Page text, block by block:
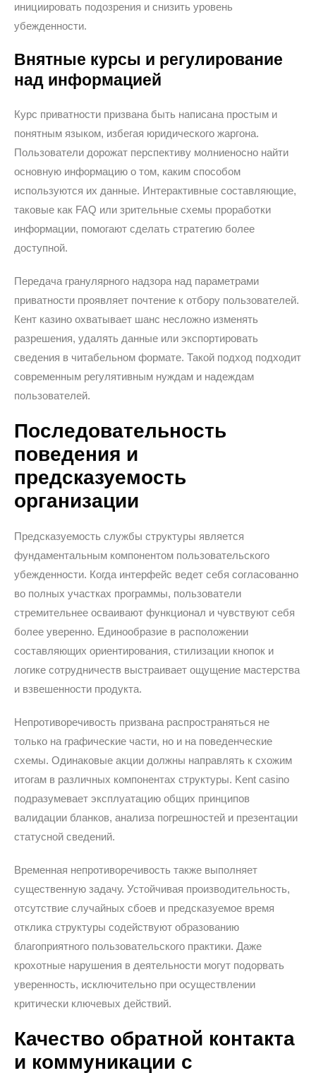
инициировать подозрения и снизить уровень
убежденности.
Внятные курсы и регулирование
над информацией
Курс приватности призвана быть написана простым и
понятным языком, избегая юридического жаргона.
Пользователи дорожат перспективу молниеносно найти
основную информацию о том, каким способом
используются их данные. Интерактивные составляющие,
таковые как FAQ или зрительные схемы проработки
информации, помогают сделать стратегию более
доступной.
Передача гранулярного надзора над параметрами
приватности проявляет почтение к отбору пользователей.
Кент казино охватывает шанс несложно изменять
разрешения, удалять данные или экспортировать
сведения в читабельном формате. Такой подход подходит
современным регулятивным нуждам и надеждам
пользователей.
Последовательность
поведения и
предсказуемость
организации
Предсказуемость службы структуры является
фундаментальным компонентом пользовательского
убежденности. Когда интерфейс ведет себя согласованно
во полных участках программы, пользователи
стремительнее осваивают функционал и чувствуют себя
более уверенно. Единообразие в расположении
составляющих ориентирования, стилизации кнопок и
логике сотрудничеств выстраивает ощущение мастерства
и взвешенности продукта.
Непротиворечивость призвана распространяться не
только на графические части, но и на поведенческие
схемы. Одинаковые акции должны направлять к схожим
итогам в различных компонентах структуры. Kent casino
подразумевает эксплуатацию общих принципов
валидации бланков, анализа погрешностей и презентации
статусной сведений.
Временная непротиворечивость также выполняет
существенную задачу. Устойчивая производительность,
отсутствие случайных сбоев и предсказуемое время
отклика структуры содействуют образованию
благоприятного пользовательского практики. Даже
крохотные нарушения в деятельности могут подорвать
уверенность, исключительно при осуществлении
критически ключевых действий.
Качество обратной контакта
и коммуникации с